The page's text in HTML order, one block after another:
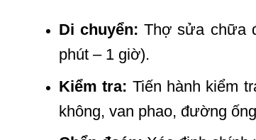
Di chuyển: Thợ sửa chữa
phút – 1 giờ).
Kiểm tra: Tiến hành kiểm
không, van phao, đường